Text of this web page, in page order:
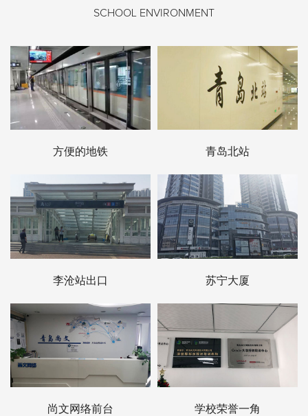
SCHOOL ENVIRONMENT
方便的地铁 青岛北站
李沧站出口 苏宁大厦
尚文网络前台 学校荣誉一角